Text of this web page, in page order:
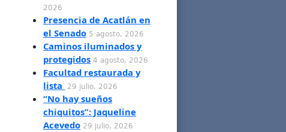
2026
Presencia de Acatlán en
el Senado 5 agosto, 2026
Caminos iluminados y
protegidos 4 agosto, 2026
Facultad restaurada y
lista
29 julio, 2026
“No hay sueños
chiquitos”: Jaqueline
Acevedo 29 julio, 2026